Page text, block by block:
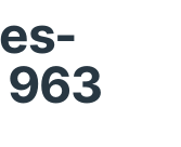
963